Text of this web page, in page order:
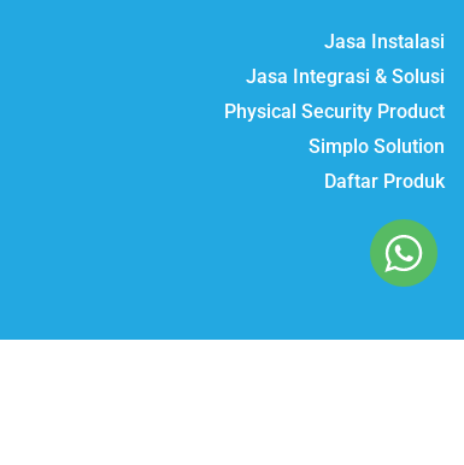
Jasa Instalasi
Jasa Integrasi & Solusi
Physical Security Product
Simplo Solution
Daftar Produk